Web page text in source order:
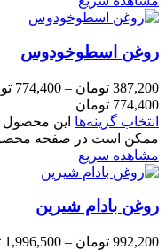
روغن اسطوخودوس
387,200 تومان –
774,400
774,400 تومان
انتخاب گزینه‌ها این محصول
ممکن است در صفحه
مشاهده سریع
روغن بادام شیرین
992,200 تومان –
1,996,500